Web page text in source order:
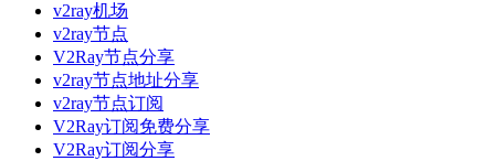
v2ray机场
v2ray节点
V2Ray节点分享
v2ray节点地址分享
v2ray节点订阅
V2Ray订阅免费分享
V2Ray订阅分享